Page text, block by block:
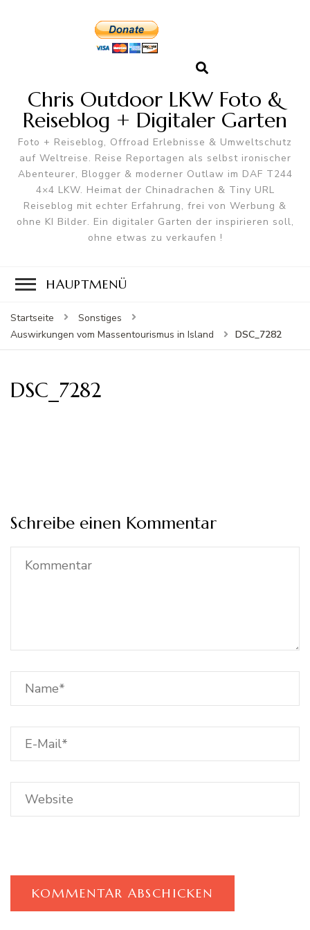
Chris Outdoor LKW Foto &
Reiseblog + Digitaler Garten
Foto + Reiseblog, Offroad Erlebnisse & Umweltschutz
auf Weltreise. Reise Reportagen als selbst ironischer
Abenteurer, Blogger & moderner Outlaw im DAF T244
4×4 LKW. Heimat der Chinadrachen & Tiny URL
Reiseblog mit echter Erfahrung, frei von Werbung &
ohne KI Bilder. Ein digitaler Garten der inspirieren soll,
ohne etwas zu verkaufen !
HAUPTMENÜ
Startseite
Sonstiges
Auswirkungen vom Massentourismus in Island
DSC_7282
DSC_7282
Schreibe einen Kommentar